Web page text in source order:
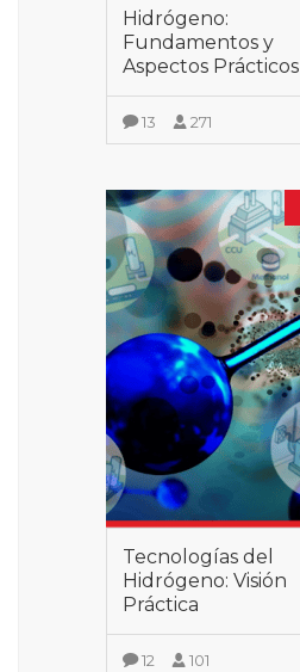
Hidrógeno:
Fundamentos y
Aspectos Prácticos
13 271
Tecnologías del
Hidrógeno: Visión
Práctica
12 101